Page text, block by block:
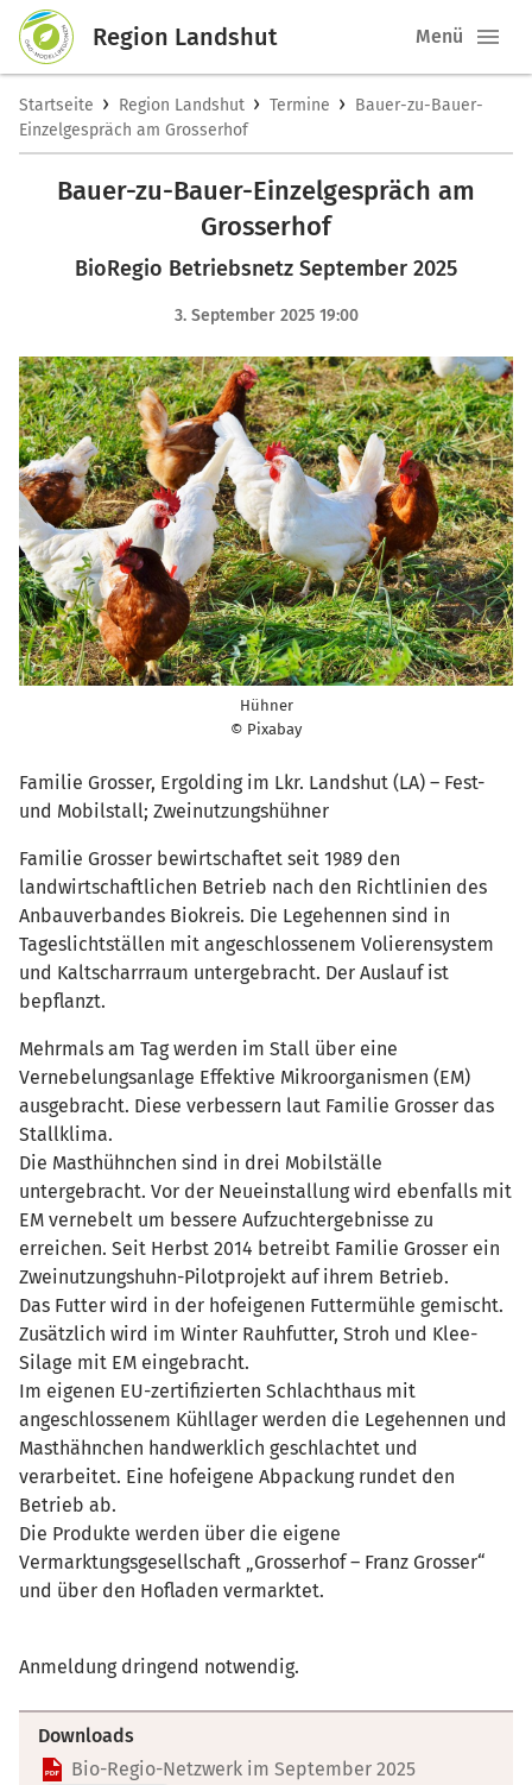
Region Landshut Menü
Startseite › Region Landshut › Termine › Bauer-zu-Bauer-
Einzelgespräch am Grosserhof
Bauer-zu-Bauer-Einzelgespräch am
Grosserhof
BioRegio Betriebsnetz September 2025
3. September 2025 19:00
Hühner
© Pixabay
Familie Grosser, Ergolding im Lkr. Landshut (LA) – Fest-
und Mobilstall; Zweinutzungshühner
Familie Grosser bewirtschaftet seit 1989 den
landwirtschaftlichen Betrieb nach den Richtlinien des
Anbauverbandes Biokreis. Die Legehennen sind in
Tageslichtställen mit angeschlossenem Volierensystem
und Kaltscharrraum untergebracht. Der Auslauf ist
bepflanzt.
Mehrmals am Tag werden im Stall über eine
Vernebelungsanlage Effektive Mikroorganismen (EM)
ausgebracht. Diese verbessern laut Familie Grosser das
Stallklima.
Die Masthühnchen sind in drei Mobilställe
untergebracht. Vor der Neueinstallung wird ebenfalls mit
EM vernebelt um bessere Aufzuchtergebnisse zu
erreichen. Seit Herbst 2014 betreibt Familie Grosser ein
Zweinutzungshuhn-Pilotprojekt auf ihrem Betrieb.
Das Futter wird in der hofeigenen Futtermühle gemischt.
Zusätzlich wird im Winter Rauhfutter, Stroh und Klee-
Silage mit EM eingebracht.
Im eigenen EU-zertifizierten Schlachthaus mit
angeschlossenem Kühllager werden die Legehennen und
Masthähnchen handwerklich geschlachtet und
verarbeitet. Eine hofeigene Abpackung rundet den
Betrieb ab.
Die Produkte werden über die eigene
Vermarktungsgesellschaft „Grosserhof – Franz Grosser“
und über den Hofladen vermarktet.
Anmeldung dringend notwendig.
Downloads
Bio-Regio-Netzwerk im September 2025